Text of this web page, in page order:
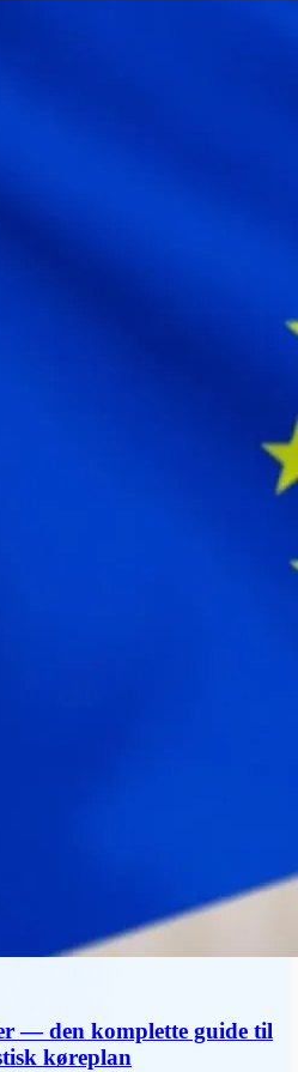
— den komplette guide til
køreplan